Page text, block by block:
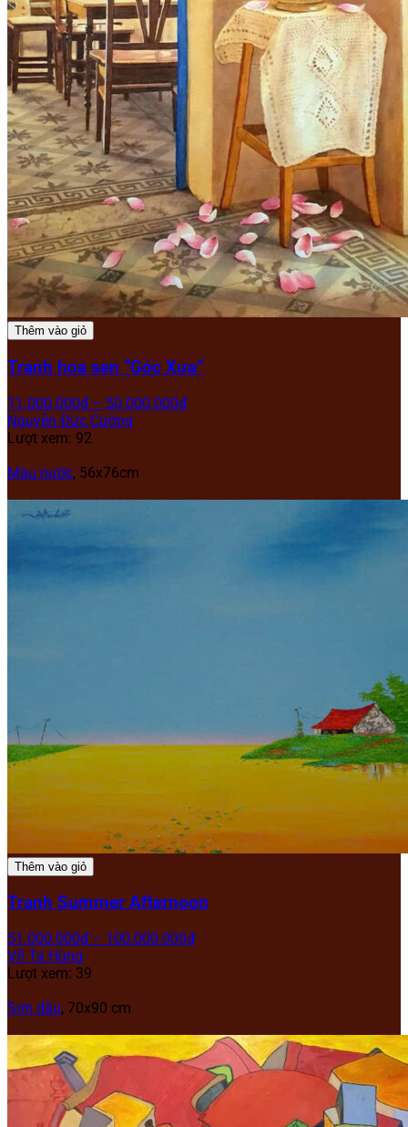
Thêm vào giỏ
Tranh hoa sen “Góc Xưa”
11.000.000₫ – 50.000.000₫
Nguyễn Đức Cường
Lượt xem: 92
Màu nước, 56x76cm
Thêm vào giỏ
Tranh Summer Afternoon
51.000.000₫ – 100.000.000₫
Võ Tá Hùng
Lượt xem: 39
Sơn dầu, 70x90 cm